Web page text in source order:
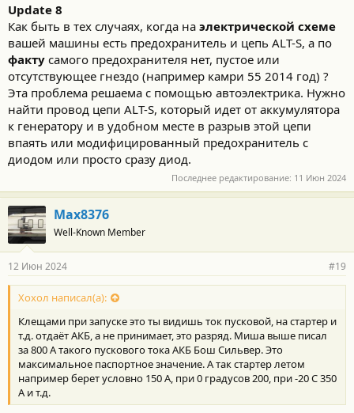
Update 8
Как быть в тех случаях, когда на электрической схеме
вашей машины есть предохранитель и цепь ALT-S, а по
факту самого предохранителя нет, пустое или
отсутствующее гнездо (например камри 55 2014 год) ?
Эта проблема решаема с помощью автоэлектрика. Нужно
найти провод цепи ALT-S, который идет от аккумулятора
к генератору и в удобном месте в разрыв этой цепи
впаять или модифицированный предохранитель с
диодом или просто сразу диод.
Последнее редактирование: 11 Июн 2024
Max8376
Well-Known Member
12 Июн 2024 #19
Хохол написал(а):
Клещами при запуске это ты видишь ток пусковой, на стартер и
т.д. отдаёт АКБ, а не принимает, это разряд. Миша выше писал
за 800 А такого пускового тока АКБ Бош Сильвер. Это
максимальное паспортное значение. А так стартер летом
например берет условно 150 А, при 0 градусов 200, при -20 С 350
А и т.д.